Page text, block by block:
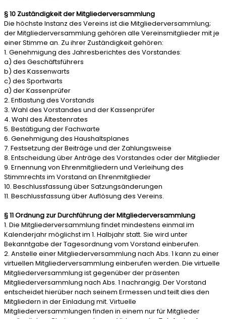
§ 10 Zuständigkeit der Mitgliederversammlung
Die höchste Instanz des Vereins ist die Mitgliederversammlung;
der Mitgliederversammlung gehören alle Vereinsmitglieder mit je
einer Stimme an. Zu ihrer Zuständigkeit gehören:
1. Genehmigung des Jahresberichtes des Vorstandes:
a) des Geschäftsführers
b) des Kassenwarts
c) des Sportwarts
d) der Kassenprüfer
2. Entlastung des Vorstands
3. Wahl des Vorstandes und der Kassenprüfer
4. Wahl des Ältestenrates
5. Bestätigung der Fachwarte
6. Genehmigung des Haushaltsplanes
7. Festsetzung der Beiträge und der Zahlungsweise
8. Entscheidung über Anträge des Vorstandes oder der Mitglieder
9. Ernennung von Ehrenmitgliedern und Verleihung des
Stimmrechts im Vorstand an Ehrenmitglieder
10. Beschlussfassung über Satzungsänderungen
11. Beschlussfassung über Auflösung des Vereins.
§ 11 Ordnung zur Durchführung der Mitgliederversammlung
1. Die Mitgliederversammlung findet mindestens einmal im
Kalenderjahr möglichst im 1. Halbjahr statt. Sie wird unter
Bekanntgabe der Tagesordnung vom Vorstand einberufen.
2. Anstelle einer Mitgliederversammlung nach Abs. 1 kann zu einer
virtuellen Mitgliederversammlung einberufen werden. Die virtuelle
Mitgliederversammlung ist gegenüber der präsenten
Mitgliederversammlung nach Abs. 1 nachrangig. Der Vorstand
entscheidet hierüber nach seinem Ermessen und teilt dies den
Mitgliedern in der Einladung mit. Virtuelle
Mitgliederversammlungen finden in einem nur für Mitglieder